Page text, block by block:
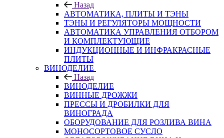
Назад
АВТОМАТИКА, ПЛИТЫ И ТЭНЫ
ТЭНЫ И РЕГУЛЯТОРЫ МОЩНОСТИ
АВТОМАТИКА УПРАВЛЕНИЯ ОТБОРОМ
И КОМПЛЕКТУЮЩИЕ
ИНДУКЦИОННЫЕ И ИНФРАКРАСНЫЕ
ПЛИТЫ
ВИНОДЕЛИЕ
Назад
ВИНОДЕЛИЕ
ВИННЫЕ ДРОЖЖИ
ПРЕССЫ И ДРОБИЛКИ ДЛЯ
ВИНОГРАДА
ОБОРУДОВАНИЕ ДЛЯ РОЗЛИВА ВИНА
МОНОСОРТОВОЕ СУСЛО